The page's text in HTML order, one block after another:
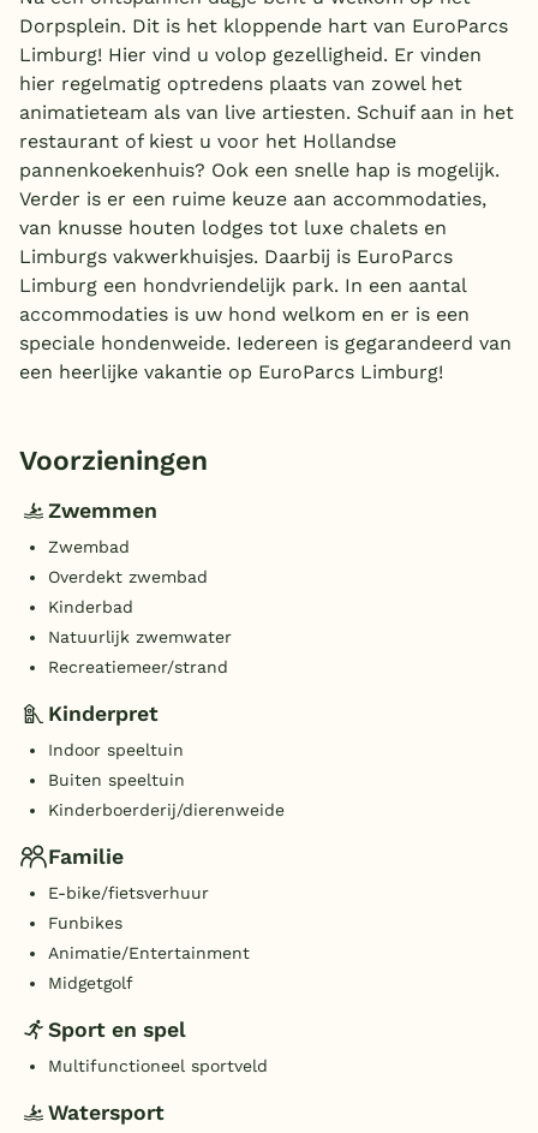
Dorpsplein. Dit is het kloppende hart van EuroParcs
Limburg! Hier vind u volop gezelligheid. Er vinden
hier regelmatig optredens plaats van zowel het
animatieteam als van live artiesten. Schuif aan in het
restaurant of kiest u voor het Hollandse
pannenkoekenhuis? Ook een snelle hap is mogelijk.
Verder is er een ruime keuze aan accommodaties,
van knusse houten lodges tot luxe chalets en
Limburgs vakwerkhuisjes. Daarbij is EuroParcs
Limburg een hondvriendelijk park. In een aantal
accommodaties is uw hond welkom en er is een
speciale hondenweide. Iedereen is gegarandeerd van
een heerlijke vakantie op EuroParcs Limburg!
Voorzieningen
Zwemmen
Zwembad
Overdekt zwembad
Kinderbad
Natuurlijk zwemwater
Recreatiemeer/strand
Kinderpret
Indoor speeltuin
Buiten speeltuin
Kinderboerderij/dierenweide
Familie
E-bike/fietsverhuur
Funbikes
Animatie/Entertainment
Midgetgolf
Sport en spel
Multifunctioneel sportveld
Watersport